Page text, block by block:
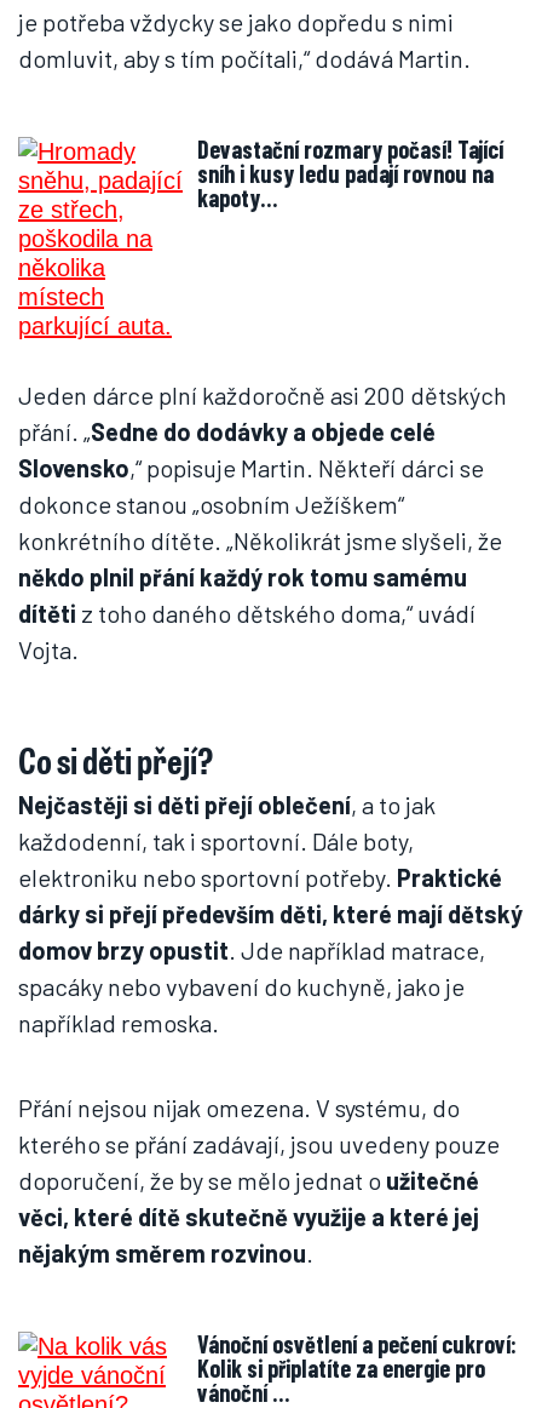
je potřeba vždycky se jako dopředu s nimi
domluvit, aby s tím počítali,“ dodává Martin.
Devastační rozmary počasí! Tající
sníh i kusy ledu padají rovnou na
kapoty…
Jeden dárce plní každoročně asi 200 dětských
přání. „Sedne do dodávky a objede celé
Slovensko,“ popisuje Martin. Někteří dárci se
dokonce stanou „osobním Ježíškem“
konkrétního dítěte. „Několikrát jsme slyšeli, že
někdo plnil přání každý rok tomu samému
dítěti z toho daného dětského doma,“ uvádí
Vojta.
Co si děti přejí?
Nejčastěji si děti přejí oblečení, a to jak
každodenní, tak i sportovní. Dále boty,
elektroniku nebo sportovní potřeby. Praktické
dárky si přejí především děti, které mají dětský
domov brzy opustit. Jde například matrace,
spacáky nebo vybavení do kuchyně, jako je
například remoska.
Přání nejsou nijak omezena. V systému, do
kterého se přání zadávají, jsou uvedeny pouze
doporučení, že by se mělo jednat o užitečné
věci, které dítě skutečně využije a které jej
nějakým směrem rozvinou.
Vánoční osvětlení a pečení cukroví:
Kolik si připlatíte za energie pro
vánoční …